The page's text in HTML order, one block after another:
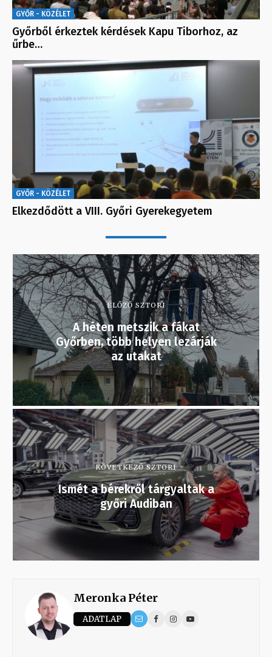
GYŐR - KÖZÉLET
Győrből érkeztek kérdések Kapu Tiborhoz, az
űrbe…
GYŐR - KÖZÉLET
Elkezdődött a VIII. Győri Gyerekegyetem
ELŐZŐ SZTORI
A héten metszik a fákat
Győrben, több helyen lezárják
az utakat
KÖVETKEZŐ SZTORI
Ismét a bérekről tárgyaltak a
győri Audiban
Meronka Péter
ADATLAP